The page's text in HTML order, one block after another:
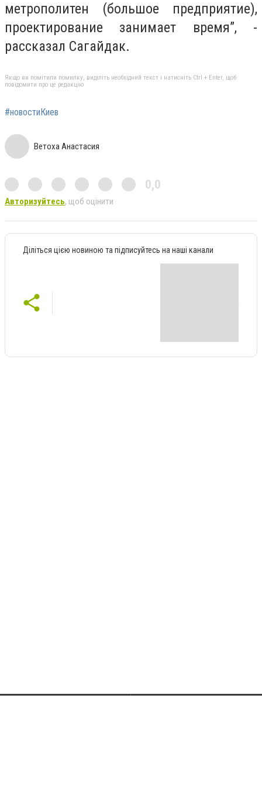
метрополитен (большое предприятие),
проектирование занимает время”, -
рассказал Сагайдак.
Якщо ви помітили помилку, виділіть необхідний текст і натисніть Ctrl + Enter, щоб
повідомити про це редакцію
#новостиКиев
Ветоха Анастасия
0,0
Авторизуйтесь, щоб оцінити
Діліться цією новиною та підписуйтесь на наші канали